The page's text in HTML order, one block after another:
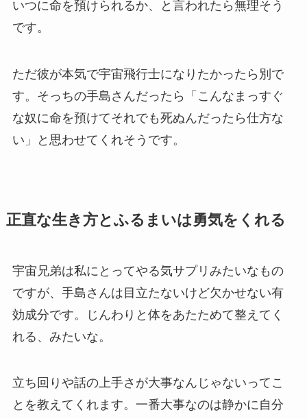
いつに命を預けられるか、と言われたら無理そう
です。
ただ彼が本気で宇宙飛行士になりたかったら別で
す。そっちの手島さんだったら「こんなまっすぐ
な奴に命を預けてそれでも死ぬんだったら仕方な
い」と思わせてくれそうです。
正直な生き方とふるまいは勇気をくれる
宇宙兄弟は私にとってやる気サプリみたいなもの
ですが、手島さんは目立たないけど欠かせない有
効成分です。じんわりと体をあたためて整えてく
れる、みたいな。
立ち回りや話の上手さが大事なんじゃないってこ
とを教えてくれます。一番大事なのは静かに自分